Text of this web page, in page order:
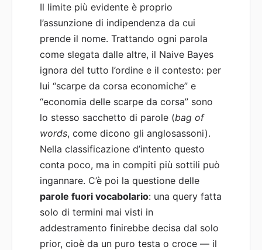
Il limite più evidente è proprio
l’assunzione di indipendenza da cui
prende il nome. Trattando ogni parola
come slegata dalle altre, il Naive Bayes
ignora del tutto l’ordine e il contesto: per
lui “scarpe da corsa economiche” e
“economia delle scarpe da corsa” sono
lo stesso sacchetto di parole (bag of
words, come dicono gli anglosassoni).
Nella classificazione d’intento questo
conta poco, ma in compiti più sottili può
ingannare. C’è poi la questione delle
parole fuori vocabolario: una query fatta
solo di termini mai visti in
addestramento finirebbe decisa dal solo
prior, cioè da un puro testa o croce — il